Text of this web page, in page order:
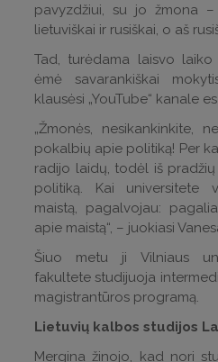
pavyzdžiui, su jo žmona
lietuviškai ir rusiškai, o aš
Tad, turėdama laisvo
ėmė savarankiškai
klausėsi „YouTube“ kanale
„Žmonės, nesikankinkite,
pokalbių apie politiką! Per
radijo laidų, todėl iš
politiką. Kai universitete
maistą, pagalvojau:
apie maistą“, – juokiasi
Šiuo metu ji Vilniaus
fakultete studijuoja
magistrantūros programą.
Lietuvių kalbos studijos
Mergina žinojo, kad nori